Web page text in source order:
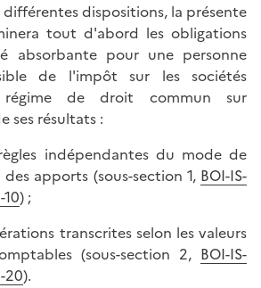
dispositions, la présente
tout d'abord les obligations
absorbante pour une personne
de l'impôt sur les sociétés
de droit commun sur
ses résultats :
indépendantes du mode de
apports (sous-section 1, BOI-IS-
) ;
transcrites selon les valeurs
(sous-section 2, BOI-IS-
20).